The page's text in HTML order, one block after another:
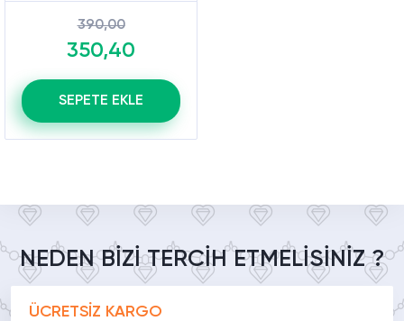
390,00
350,40
SEPETE EKLE
NEDEN BİZİ TERCİH ETMELİSİNİZ ?
ÜCRETSİZ KARGO